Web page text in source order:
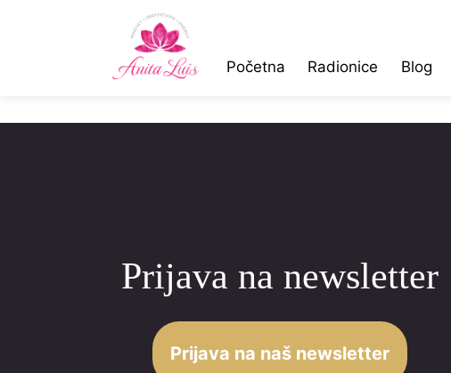
Početna Radionice Blog
Prijava na newsletter
Prijava na naš newsletter